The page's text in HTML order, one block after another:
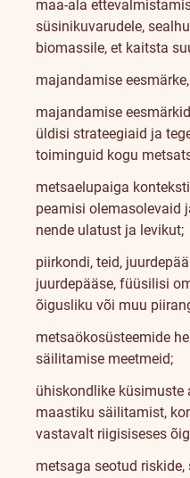
maa-ala
süsinikuvarudele,
biomassile, et kaitsta
majandamise
majandamise
üldisi strateegiaid ja
toiminguid kogu
metsaelupaiga
peamisi olemasolevaid
nende ulatust ja levikut;
piirkondi, teid,
juurdepääse, füüsilisi
õigusliku või muu
metsaökosüsteemide
säilitamise meetmeid;
ühiskondlike küsimuste
maastiku säilitamist,
vastavalt riigisiseses
metsaga seotud